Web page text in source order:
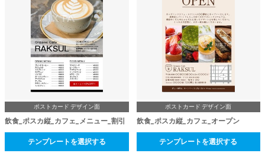
ポストカード デザイン面
飲食_ポスカ縦_カフェ_メニュー_割引
テンプレートを選択する
ポストカード デザイン面
飲食_ポスカ縦_カフェ_オープン
テンプレートを選択する